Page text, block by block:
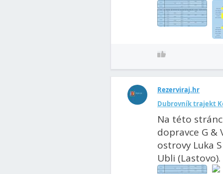
Rezerviraj.hr
Dubrovník trajekt
Na této
dopravce G &
ostrovy Luka
Ubli